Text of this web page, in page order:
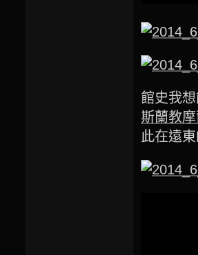
館史我
斯蘭教
此在遠